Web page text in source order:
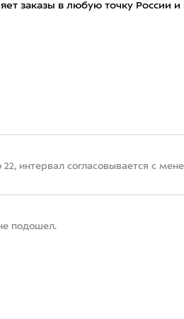
заказы в любую точку России и
интервал согласовывается с
подошел.